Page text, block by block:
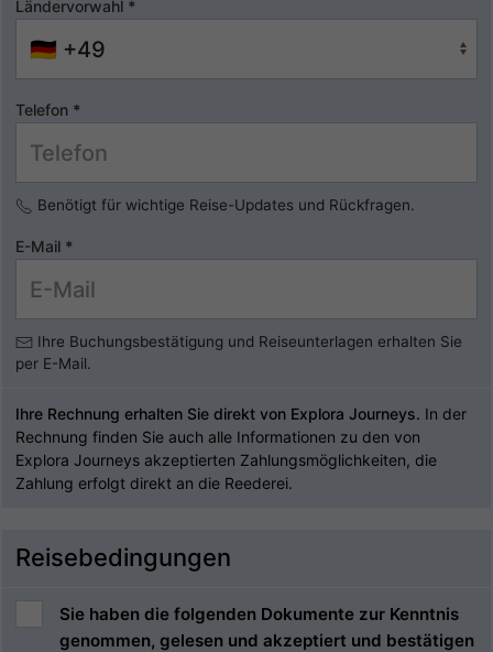
Ländervorwahl *
Telefon *
Benötigt für wichtige Reise-Updates und Rückfragen.
E-Mail *
Ihre Buchungsbestätigung und Reiseunterlagen erhalten Sie
per E-Mail.
Ihre Rechnung erhalten Sie direkt von Explora Journeys. In der
Rechnung finden Sie auch alle Informationen zu den von
Explora Journeys akzeptierten Zahlungsmöglichkeiten, die
Zahlung erfolgt direkt an die Reederei.
Reisebedingungen
Sie haben die folgenden Dokumente zur Kenntnis
genommen, gelesen und akzeptiert und bestätigen